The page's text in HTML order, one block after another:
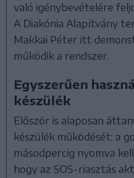
való igénybevételére
A Diakónia Alapítvány
Makkai Péter itt
működik a rendszer.
Egyszerűen
készülék
Először is alaposan
készülék működését: a
másodpercig nyomva
hogy az SOS-riasztás